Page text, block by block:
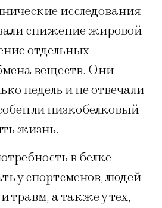
исследования
снижение жировой
отдельных
веществ. Они
недель и не отвечали
ли низкобелковый
жизнь.
в белке
у спортсменов, людей
травм, а также у тех,